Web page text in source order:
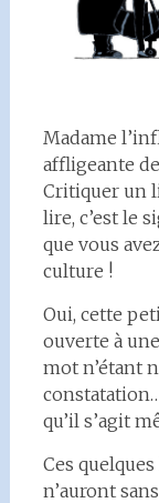
Madame
affligeante
Critiquer un
lire, c’est le
que vous
culture !
Oui, cette
ouverte à
mot n’étant
qu’il s’agit
Ces
n’auront